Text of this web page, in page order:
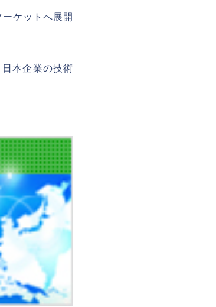
ケットへ展開
本企業の技術